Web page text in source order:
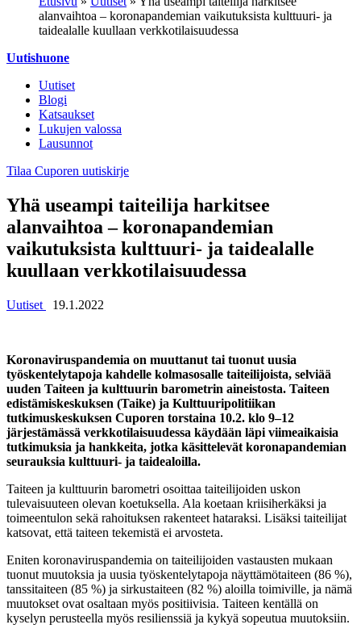
alanvaihtoa – koronapandemian vaikutuksista kulttuuri- ja
taidealalle kuullaan verkkotilaisuudessa
Uutishuone
Uutiset
Blogi
Katsaukset
Lukujen valossa
Lausunnot
Tilaa Cuporen uutiskirje
Yhä useampi taiteilija harkitsee
alanvaihtoa – koronapandemian
vaikutuksista kulttuuri- ja taidealalle
kuullaan verkkotilaisuudessa
Uutiset 19.1.2022
Koronaviruspandemia on muuttanut tai tuonut uusia
työskentelytapoja kahdelle kolmasosalle taiteilijoista, selviää
uuden Taiteen ja kulttuurin barometrin aineistosta. Taiteen
edistämiskeskuksen (Taike) ja Kulttuuripolitiikan
tutkimuskeskuksen Cuporen torstaina 10.2. klo 9–12
järjestämässä verkkotilaisuudessa käydään läpi viimeaikaisia
tutkimuksia ja hankkeita, jotka käsittelevät koronapandemian
seurauksia kulttuuri- ja taidealoilla.
Taiteen ja kulttuurin barometri osoittaa taiteilijoiden uskon
tulevaisuuteen olevan koetuksella. Ala koetaan kriisiherkäksi ja
toimeentulon sekä rahoituksen rakenteet hataraksi. Lisäksi taiteilijat
katsovat, että taiteen tekemistä ei arvosteta.
Eniten koronaviruspandemia on taiteilijoiden vastausten mukaan
tuonut muutoksia ja uusia työskentelytapoja näyttämötaiteen (86 %),
tanssitaiteen (85 %) ja sirkustaiteen (82 %) aloilla toimiville, ja nämä
muutokset ovat osaltaan myös positiivisia. Taiteen kentällä on
kyselyn perusteella myös resilienssiä ja kykyä sopeutua muutoksiin.